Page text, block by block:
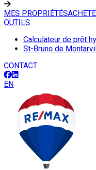
MES PROPRIÉTÉS
OUTILS
Calculateur de prêt
St-Bruno de
CONTACT
EN